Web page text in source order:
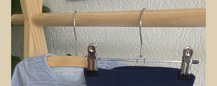
Mijn account
Winkelmand
Linkjes